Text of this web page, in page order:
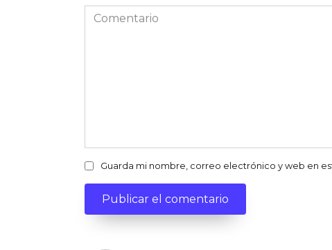
Comentario
Guarda mi nombre, correo electrónico y web en